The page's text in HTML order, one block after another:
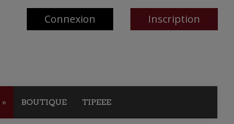
Connexion Inscription
» BOUTIQUE TIPEEE